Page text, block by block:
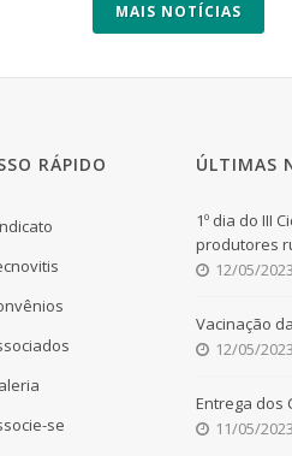
MAIS NOTÍCIAS
RÁPIDO
se
ÚLTIMAS
1º dia do III
produtores
12/05/2023
Vacinação
12/05/2023
Entrega dos
11/05/2023